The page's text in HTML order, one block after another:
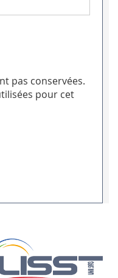
pas conservées.
pour cet